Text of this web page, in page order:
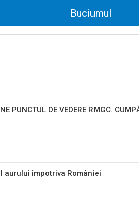
Buciumul
PUNCTUL DE VEDERE RMGC.
aurului împotriva României